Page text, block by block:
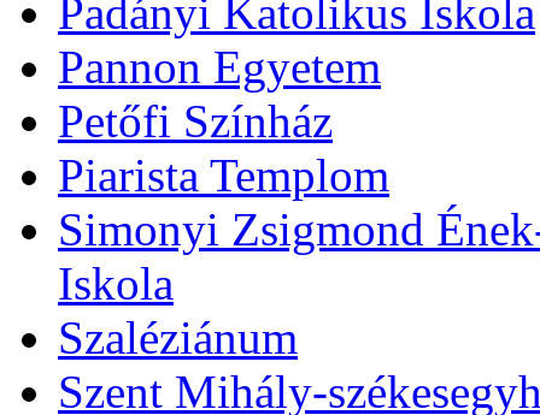
Padányi Katolikus Iskola
Pannon Egyetem
Petőfi Színház
Piarista Templom
Simonyi Zsigmond
Iskola
Szaléziánum
Szent Mihály-